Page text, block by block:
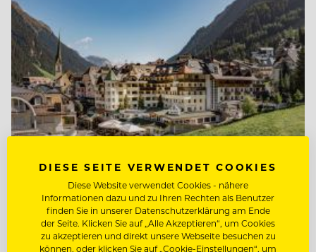
TOP ARBEITGEBER
Hotel Post Ischgl
DIESE SEITE VERWENDET COOKIES
Diese Website verwendet Cookies - nähere
Informationen dazu und zu Ihren Rechten als Benutzer
finden Sie in unserer Datenschutzerklärung am Ende
der Seite. Klicken Sie auf „Alle Akzeptieren“, um Cookies
zu akzeptieren und direkt unsere Webseite besuchen zu
können, oder klicken Sie auf „Cookie-Einstellungen“, um